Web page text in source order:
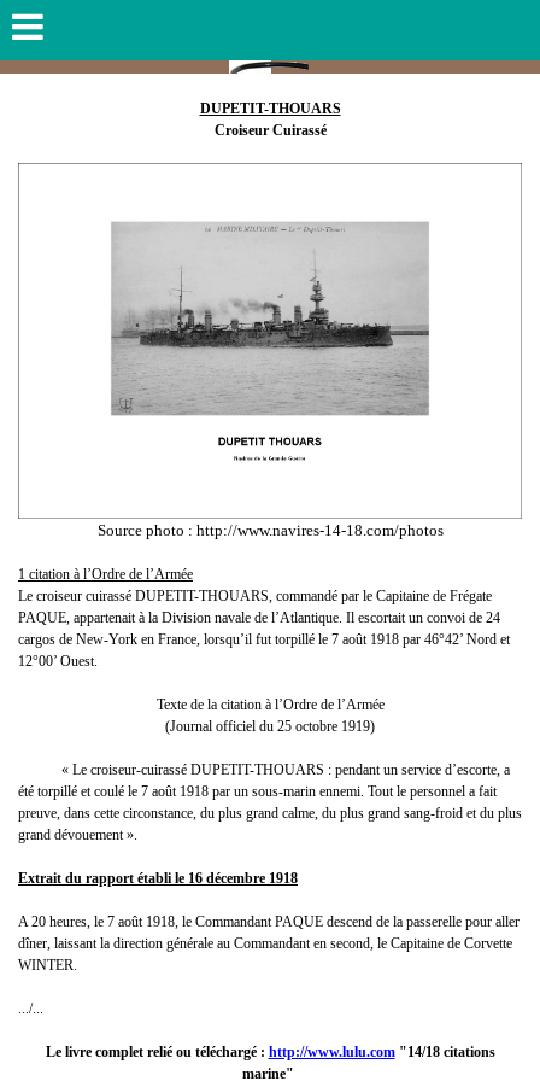
DUPETIT-THOUARS
Croiseur Cuirassé
Source photo : http://www.navires-14-18.com/photos
1 citation à l’Ordre de l’Armée
Le croiseur cuirassé DUPETIT-THOUARS, commandé par le Capitaine de Frégate
PAQUE, appartenait à la Division navale de l’Atlantique. Il escortait un convoi de 24
cargos de New-York en France, lorsqu’il fut torpillé le 7 août 1918 par 46°42’ Nord et
12°00’ Ouest.
Texte de la citation à l’Ordre de l’Armée
(Journal officiel du 25 octobre 1919)
« Le croiseur-cuirassé DUPETIT-THOUARS : pendant un service d’escorte, a
été torpillé et coulé le 7 août 1918 par un sous-marin ennemi. Tout le personnel a fait
preuve, dans cette circonstance, du plus grand calme, du plus grand sang-froid et du plus
grand dévouement ».
Extrait du rapport établi le 16 décembre 1918
A 20 heures, le 7 août 1918, le Commandant PAQUE descend de la passerelle pour aller
dîner, laissant la direction générale au Commandant en second, le Capitaine de Corvette
WINTER.
.../...
Le livre complet relié ou téléchargé : http://www.lulu.com"14/18 citations
marine"